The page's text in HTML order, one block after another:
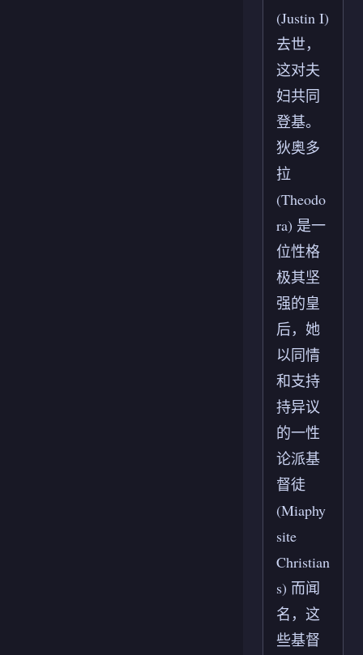
(Justin I)
去世，
这对夫
妇共同
登基。
狄奥多
拉
(Theodo
ra) 是一
位性格
极其坚
强的皇
后，她
以同情
和支持
持异议
的一性
论派基
督徒
(Miaphy
site
Christian
s) 而闻
名，这
些基督